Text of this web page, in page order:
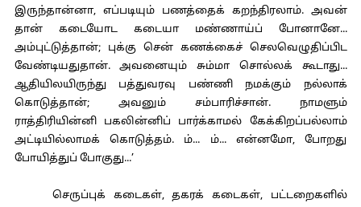
இருந்தான்னா, எப்படியும் பணத்தைக் கறந்திரலாம். அவன்
தான் கடையோட கடையா மண்ணாய்ப் போனானே...
அம்புட்டுத்தான்; புக்கு சென் கணக்கைச் செலவெழுதிப்பிட
வேண்டியதுதான். அவனையும் சும்மா சொல்லக் கூடாது...
ஆதியிலயிருந்து பத்துவரவு பண்ணி நமக்கும் நல்லாக்
கொடுத்தான்; அவனும் சம்பாரிச்சான். நாமளும்
ராத்திரியின்னி பகலின்னிப் பார்க்காமல் கேக்கிறப்பல்லாம்
அட்டியில்லாமக் கொடுத்தம். ம்... ம்... என்னமோ, போறது
போயித்துப் போகுது...’
செருப்புக் கடைகள், தகரக் கடைகள், பட்டறைகளில்